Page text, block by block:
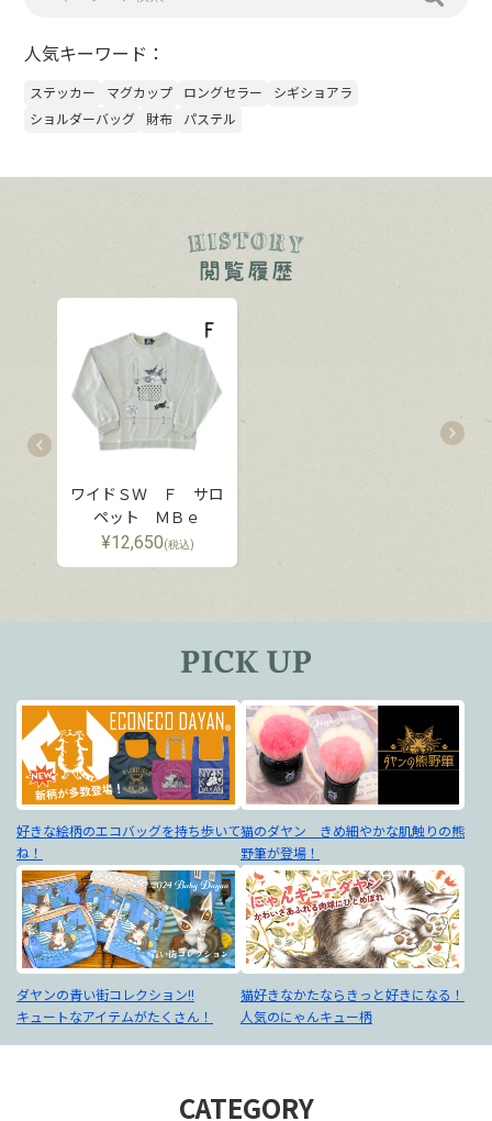
人気キーワード：
ステッカー マグカップ ロングセラー
シギショアラ
ショルダーバッグ
財布 パステル
ワイドＳＷ Ｆ サロ
ペット ＭＢｅ
¥12,650(税込)
好きな絵柄のエコバッグを持ち歩いて
ね！
猫のダヤン きめ細やかな肌触りの熊
野筆が登場！
ダヤンの青い街コレクション!!
キュートなアイテムがたくさん！
猫好きなかたならきっと好きになる！
人気のにゃんキュー柄
CATEGORY